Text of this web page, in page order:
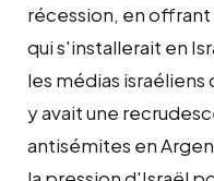
récession, en
qui s'installerait en
les médias
y avait une
antisémites en